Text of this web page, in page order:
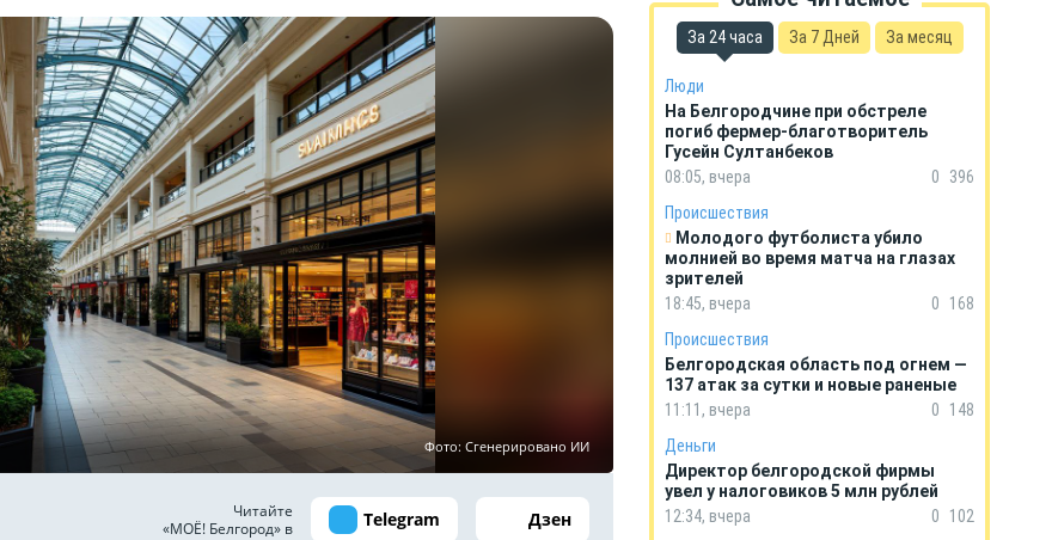
Фото: Сгенерировано ИИ
Читайте
«МОЁ! Белгород» в
Telegram Дзен
За 24 часа За 7 Дней За месяц
Люди
На Белгородчине при обстреле
погиб фермер-благотворитель
Гусейн Султанбеков
08:05, вчера
0
396
Происшествия
Молодого футболиста убило
молнией во время матча на глазах
зрителей
18:45, вчера
0
168
Происшествия
Белгородская область под огнем —
137 атак за сутки и новые раненые
11:11, вчера
0
148
Деньги
Директор белгородской фирмы
увел у налоговиков 5 млн рублей
12:34, вчера
0
102